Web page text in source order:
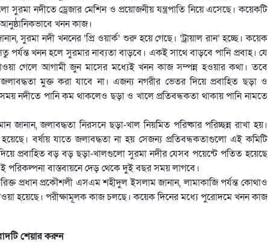
সুরমা নদীতে ড্রেজার মেশিন ও প্রয়োজনীয় যন্ত্রপাতি নিয়ে এসেছে। কয়েকটি
আনুষ্ঠানিকভাবে খনন কাজ।
সুরমা নদী খননের ‘প্রি ওয়ার্ক’ শুরু হয়ে গেছে। ‘ট্রায়াল রান’ হচ্ছে। কয়েক
খনন হলে সুরমার নাব্যতা বাড়বে। একই সাথে বাড়বে পানি প্রবাহ। যে
গেলে আগামী জুন মাসের মধ্যেই খনন কাজ সম্পন্ন হওয়ার কথা। তবে
মুক্ত করা যাবে না। এজন্য নগরীর ভেতর দিয়ে প্রবাহিত ছড়া ও
নদীতে পানি কম থাকলেও ছড়া ও খালে প্রতিবন্ধকতা থাকায় পানি নামতে
জলাবদ্ধতা নিরসনে ছড়া-খাল নিয়মিত পরিষ্কার পরিচ্ছন্ন রাখা হয়।
বর্ষায় যাতে জলাবদ্ধতা না হয় সেজন্য প্রতিবন্ধকতাগুলো এই কমিটি
প্রবাহিত বড় বড় ছড়া-খালগুলো সুরমা নদীর যেসব পয়েন্টে পতিত হয়েছে
পরিকল্পনা বাস্তবায়নে দেড় থেকে দুই বছর সময় লাগবে।
প্রধান প্রকৌশলী এসএম শহীদুল ইসলাম জানান, লামাকাজি পর্যন্ত কোথাও
হয়েছে। পরীক্ষামূলক কাজ চলছে। কয়েক দিনের মধ্যে পুরোদমে খনন কাজ
শেয়ার করুন